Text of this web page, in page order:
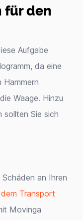
für den
Aufgabe
da eine
Hammern
Waage. Hinzu
sollten Sie sich
an Ihren
Transport
Movinga